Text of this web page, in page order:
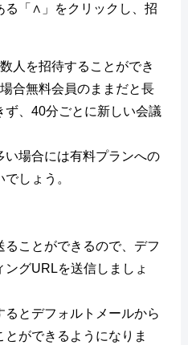
る「∧」をクリックし、招
人を招待することができ
合無料会員のままだと長
、40分ごとに新しい会議
場合には有料プランへの
しょう。
ことができるので、デフ
ングURLを送信しましょ
とデフォルトメールから
とができるようになりま